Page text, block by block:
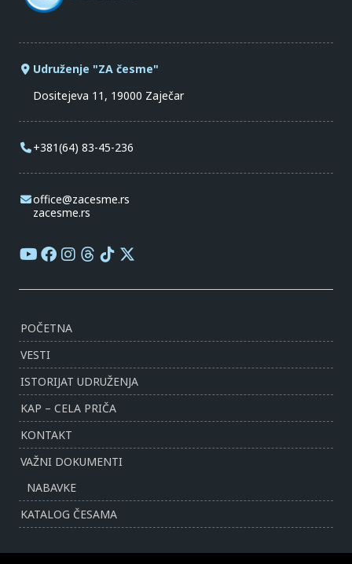
Udruženje "ZA česme"
Dositejeva 11, 19000 Zaječar
+381(64) 83-45-236
office@zacesme.rs
zacesme.rs
POČETNA
VESTI
ISTORIJAT UDRUŽENJA
KAP – CELA PRIČA
KONTAKT
VAŽNI DOKUMENTI
NABAVKE
KATALOG ČESAMA